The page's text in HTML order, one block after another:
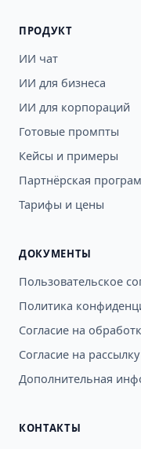
ПРОДУКТ
ИИ чат
ИИ для бизнеса
ИИ для корпораций
Готовые промпты
Кейсы и примеры
Партнёрская
Тарифы и цены
ДОКУМЕНТЫ
Пользовательское
Политика
Согласие на
Согласие на рассылку
Дополнительная
КОНТАКТЫ